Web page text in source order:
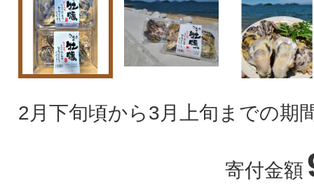
2月下旬頃から3月上旬までの期
寄付金額